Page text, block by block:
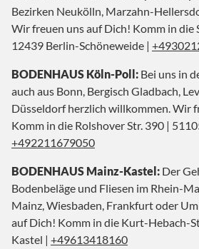
Bezirken Neukölln, Marzahn-
Wir freuen uns auf Dich! Komm in die
12439 Berlin-Schöneweide |
BODENHAUS Köln-Poll: Bei uns in
auch aus Bonn, Bergisch Gladbach,
Düsseldorf herzlich willkommen. Wir
Komm in die Rolshover Str. 390 |
+492211679050
BODENHAUS Mainz-Kastel: Der
Bodenbeläge und Fliesen im Rhein-
Mainz, Wiesbaden, Frankfurt oder
auf Dich! Komm in die Kurt-Hebach-
Kastel | +49613418160